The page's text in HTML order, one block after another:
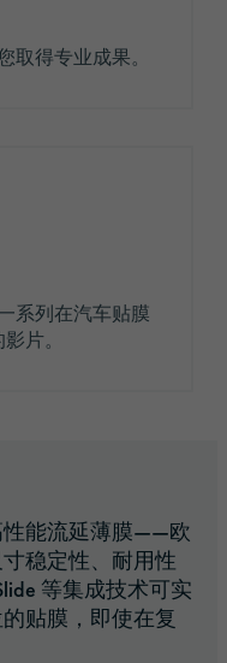
取得专业成果。
系列在汽车贴膜
片。
性能流延薄膜——欧
稳定性、耐用性
等集成技术可实
贴膜，即使在复